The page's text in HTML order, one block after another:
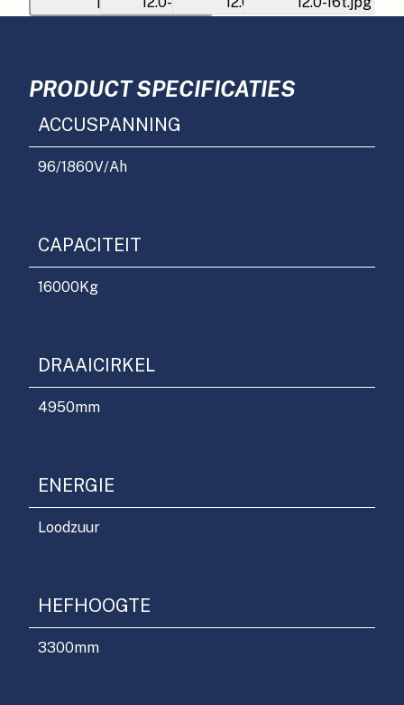
PRODUCT SPECIFICATIES
ACCUSPANNING
96/1860V/Ah
CAPACITEIT
16000Kg
DRAAICIRKEL
4950mm
ENERGIE
Loodzuur
HEFHOOGTE
3300mm